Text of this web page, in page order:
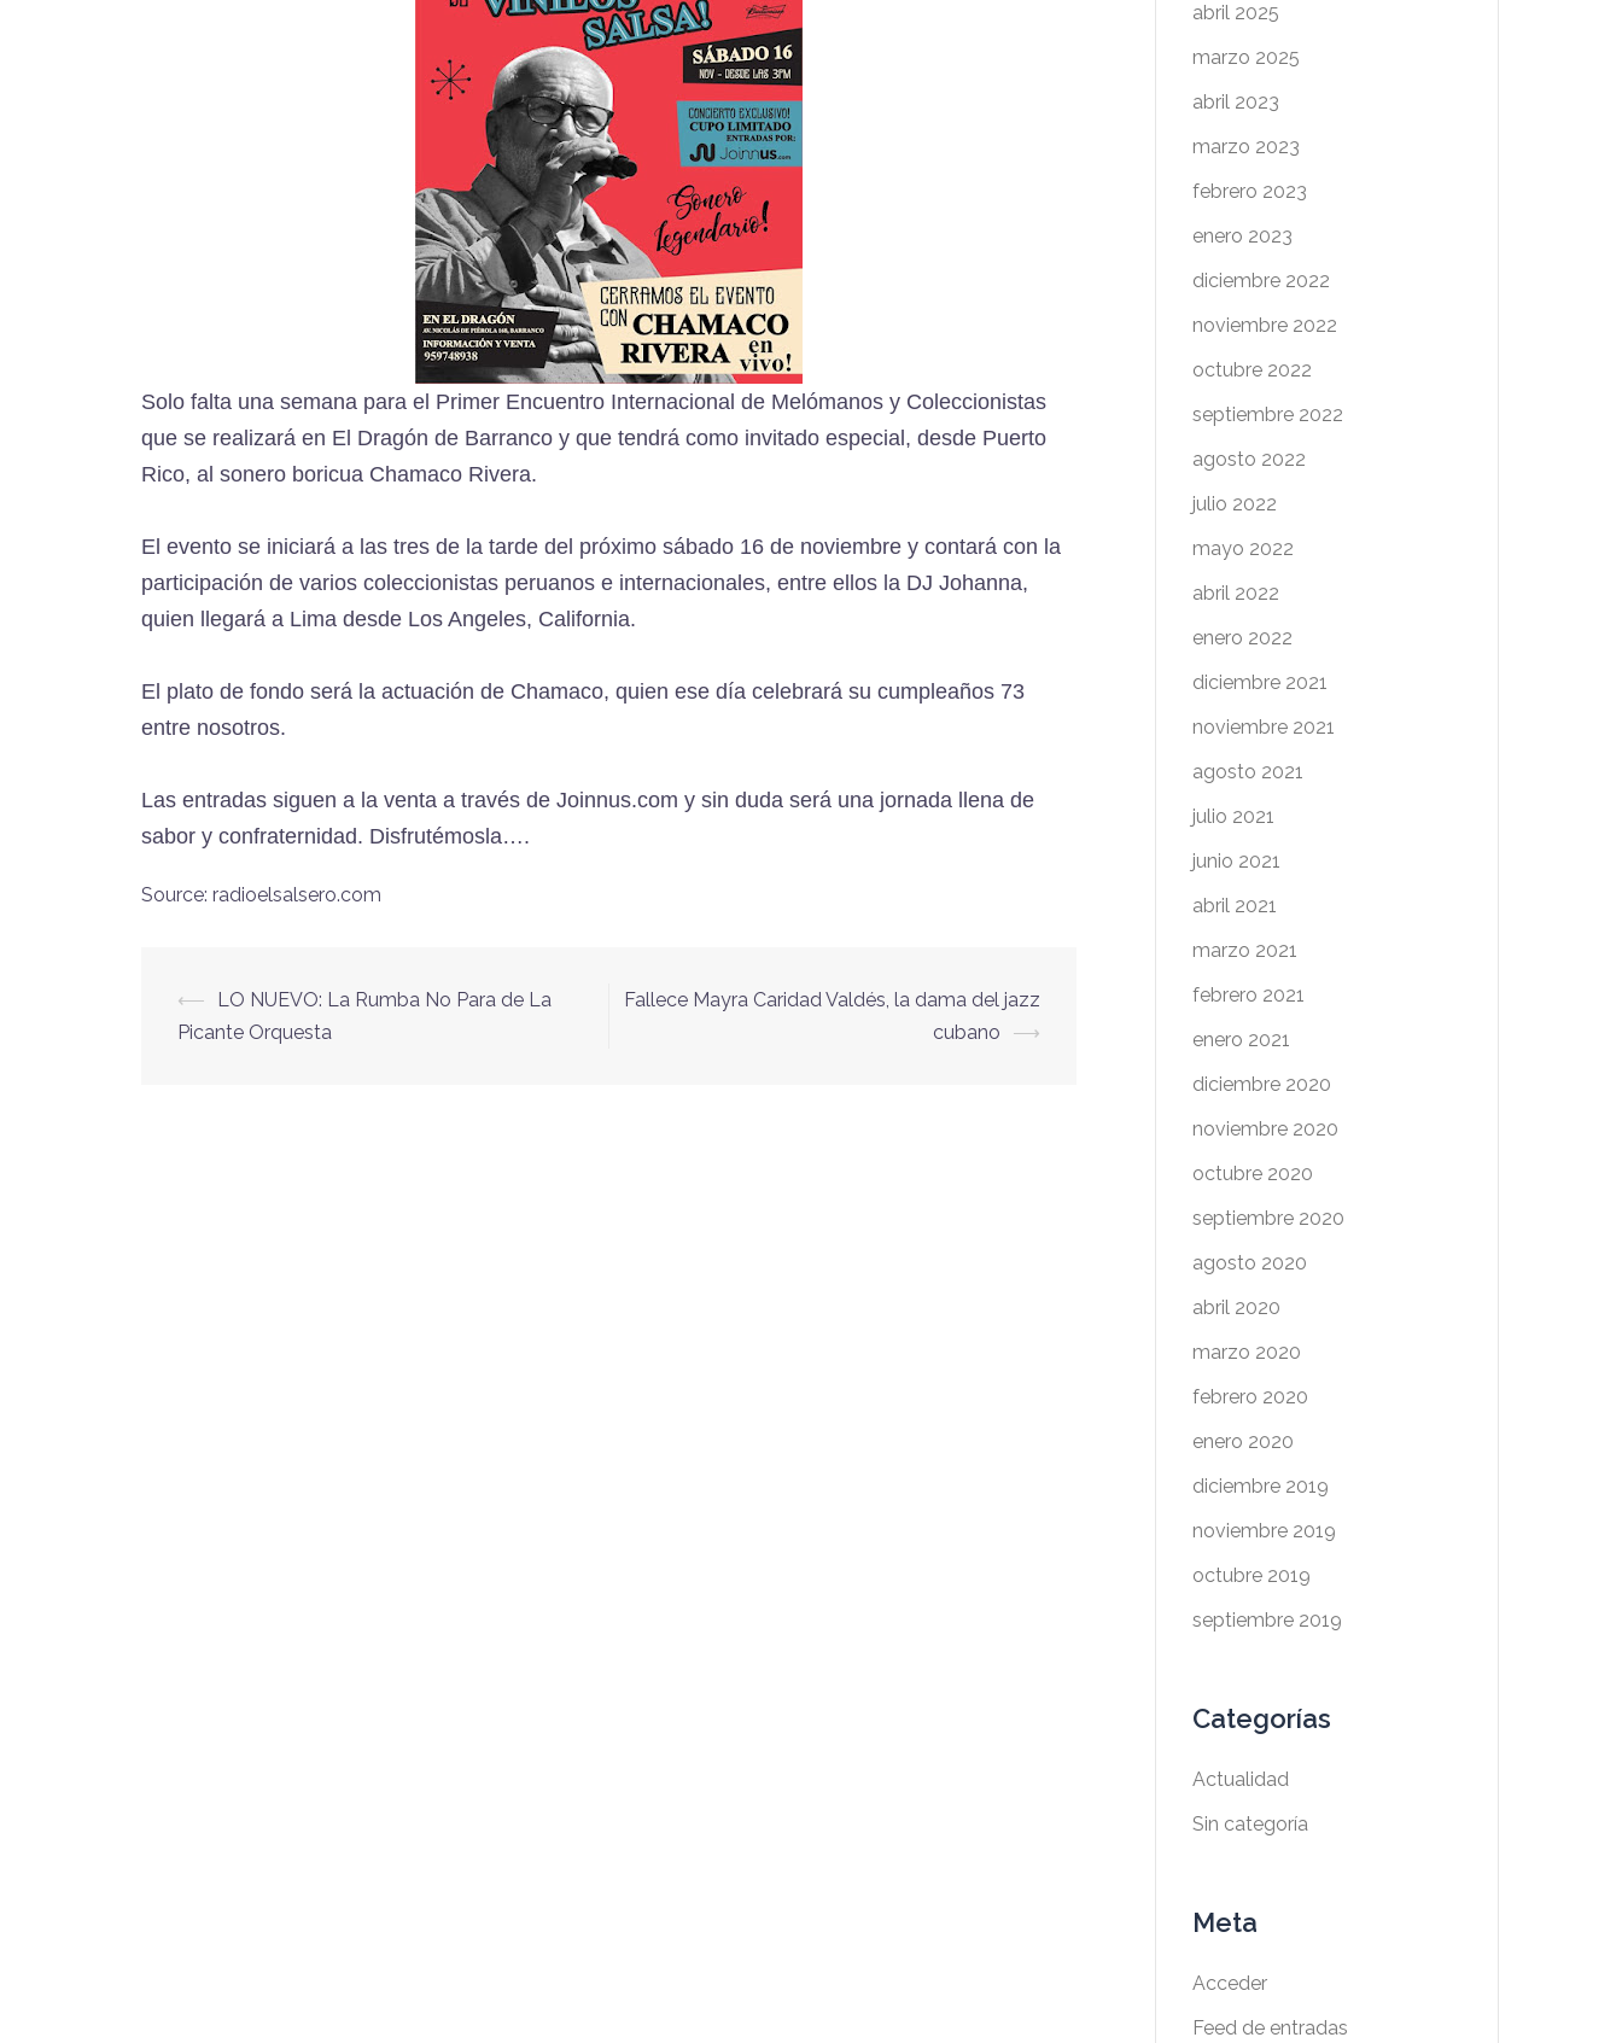
Solo falta una semana para el Primer Encuentro Internacional de Melómanos y Coleccionistas
que se realizará en El Dragón de Barranco y que tendrá como invitado especial, desde Puerto
Rico, al sonero boricua Chamaco Rivera.
El evento se iniciará a las tres de la tarde del próximo sábado 16 de noviembre y contará con la
participación de varios coleccionistas peruanos e internacionales, entre ellos la DJ Johanna,
quien llegará a Lima desde Los Angeles, California.
El plato de fondo será la actuación de Chamaco, quien ese día celebrará su cumpleaños 73
entre nosotros.
Las entradas siguen a la venta a través de Joinnus.com y sin duda será una jornada llena de
sabor y confraternidad. Disfrutémosla….
Source: radioelsalsero.com
Navegación
⟵
LO NUEVO: La Rumba No Para de La
Picante Orquesta
Fallece Mayra Caridad Valdés, la dama del jazz
cubano
⟶
abril 2025
marzo 2025
abril 2023
marzo 2023
febrero 2023
enero 2023
diciembre 2022
noviembre 2022
octubre 2022
septiembre 2022
agosto 2022
julio 2022
mayo 2022
abril 2022
enero 2022
diciembre 2021
noviembre 2021
agosto 2021
julio 2021
junio 2021
abril 2021
marzo 2021
febrero 2021
enero 2021
diciembre 2020
noviembre 2020
octubre 2020
septiembre 2020
agosto 2020
abril 2020
marzo 2020
febrero 2020
enero 2020
diciembre 2019
noviembre 2019
octubre 2019
septiembre 2019
Categorías
Actualidad
Sin categoría
Meta
Acceder
Feed de entradas